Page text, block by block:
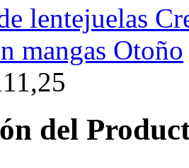
lentejuelas
mangas Otoño
del